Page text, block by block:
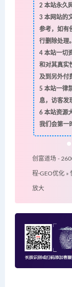
2本站永久
3本网站的
参考，如有
行删除处理。
4本站一切
和对其真实
及到另外付
5本站一律
息，访客发
6本站资源
我们会第一
创富道场 -
程·GEO优化 »
放大